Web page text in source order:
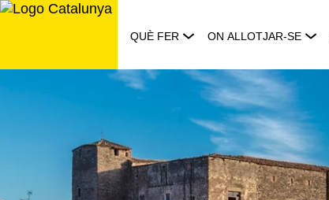
Saltar
QUÈ FER ON ALLOTJAR-SE